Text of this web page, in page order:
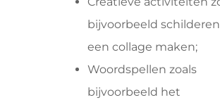
bijvoorbeeld
een collage maken;
Woordspellen zoals
bijvoorbeeld het